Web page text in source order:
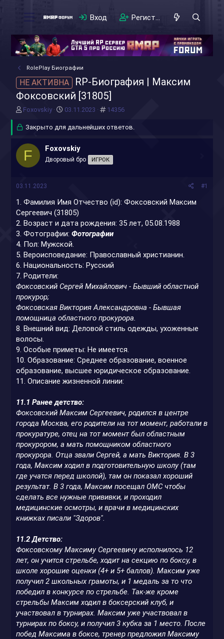
Вход Регистрация
RolePlay Биографии
НЕ АКТИВНА
RP-Биография | Максим
Фоксовский [31805]
А
т
р
т
Foxovskiy
Д
т
н
ч
03.11.2023 #14356
Закрыто для дальнейших ответов.
F Foxovskiy
Дворовый бро ИГРОК
03.11.2023 #1
1. Фамилия Имя Отчество (id): Фоксовский Максим
Сергеевич (31805)
2. Возраст и дата рождения: 35 лет, 05.08.1988
3. Фотографии:Фотографии
4. Пол: Мужской.
5. Вероисповедание: Православный христианин.
6. Национальность: Русский
7. Родители:
Фоксовский Сергей Михайлович - Бывший областной
прокурор;
Фоксовская Виктория Александровна - Бывшая
помощница областного прокурора.
8. Внешний вид: Деловой стиль одежды, ухоженные
волосы.
9. Особые приметы: Не имеется.
10. Образование: Среднее образование, военное
образование, высшее юридическое образование.
11. Описание жизненной линии:
11.1 Ранее детство:
Фоксовский Максим Сергеевич, родился в центре
города Москва, его родители на тот момент, работали в
прокуратуре, отец на тот момент был областным
прокурором, а мать помощником областного
прокурора. Отца звали Сергей, а мать Виктория. В 3
года, Максим ходил в подготовительную школу (там
где учатся перед школой), там он показал хороший
результат. В 3 года, Максим посещал ОМС чтобы
сделать все нужные прививки, и проходил
медицинские осмотры, и врачи в медицинских
книжках писали "Здоров".
11.2 Детство:
Фоксовскому Максиму Сергеевичу исполнилось 12
лет, он учится стрельбе, ходит на секцию по боксу, в
школе хорошие оценки (4+ и 5+ баллов). Максим уже
получил 2 школьных грамоты, и 1 медаль за то что
победил в конкурсе по стрельбе. Так-же кроме
стрельбы Максим ходил в боксерский клуб, и
участвовал в турнирах. Максим уже участвовал в
турнирах по боксу, и получил 3 кубка за 1 место. После
побед Максима в боксе, тренер предложил Максиму